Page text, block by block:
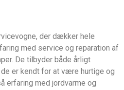
der dækker hele
med service og reparation af
De tilbyder både årligt
er kendt for at være hurtige og
erfaring med jordvarme og